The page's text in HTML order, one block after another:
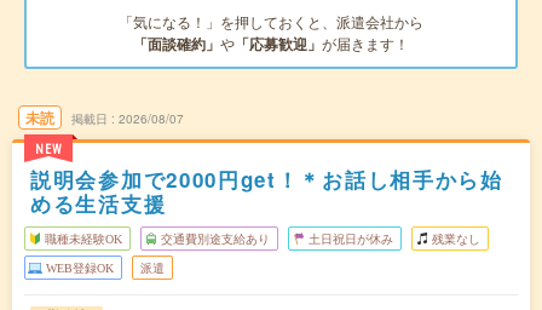
「気になる！」を押しておくと、派遣会社から
「面談確約」 や 「応募歓迎」 が届きます！
未読
NEW
掲載日 2026/08/07
説明会参加で2000円get！＊お話し相手から始
める生活支援
職種未経験OK 交通費別途支給あり 土日祝日が休み 残業なし
WEB登録OK 派遣